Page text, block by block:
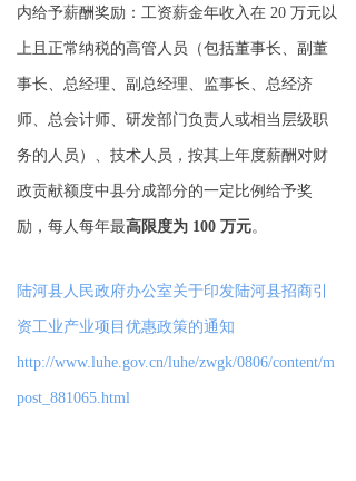
内给予薪酬奖励：工资薪金年收入在 20 万元以
上且正常纳税的高管人员（包括董事长、副董
事长、总经理、副总经理、监事长、总经济
师、总会计师、研发部门负责人或相当层级职
务的人员）、技术人员，按其上年度薪酬对财
政贡献额度中县分成部分的一定比例给予奖
励，每人每年最高限度为 100 万元。
陆河县人民政府办公室关于印发陆河县招商引
资工业产业项目优惠政策的通知
http://www.luhe.gov.cn/luhe/zwgk/0806/content/m
post_881065.html